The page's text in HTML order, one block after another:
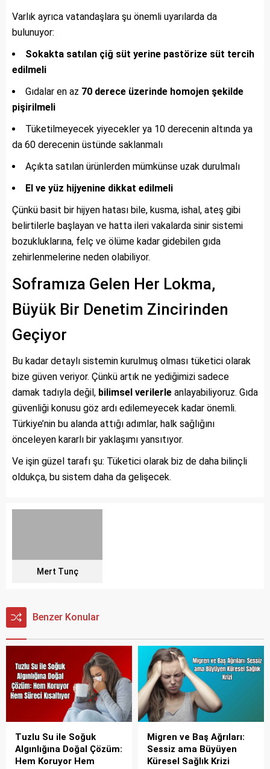
Varlık ayrıca vatandaşlara şu önemli uyarılarda da
bulunuyor:
Sokakta satılan çiğ süt yerine pastörize süt tercih
edilmeli
Gıdalar en az 70 derece üzerinde homojen şekilde
pişirilmeli
Tüketilmeyecek yiyecekler ya 10 derecenin altında ya
da 60 derecenin üstünde saklanmalı
Açıkta satılan ürünlerden mümkünse uzak durulmalı
El ve yüz hijyenine dikkat edilmeli
Çünkü basit bir hijyen hatası bile, kusma, ishal, ateş gibi
belirtilerle başlayan ve hatta ileri vakalarda sinir sistemi
bozukluklarına, felç ve ölüme kadar gidebilen gıda
zehirlenmelerine neden olabiliyor.
Soframıza Gelen Her Lokma,
Büyük Bir Denetim Zincirinden
Geçiyor
Bu kadar detaylı sistemin kurulmuş olması tüketici olarak
bize güven veriyor. Çünkü artık ne yediğimizi sadece
damak tadıyla değil, bilimsel verilerle anlayabiliyoruz. Gıda
güvenliği konusu göz ardı edilemeyecek kadar önemli.
Türkiye’nin bu alanda attığı adımlar, halk sağlığını
önceleyen kararlı bir yaklaşımı yansıtıyor.
Ve işin güzel tarafı şu: Tüketici olarak biz de daha bilinçli
oldukça, bu sistem daha da gelişecek.
Mert Tunç
Benzer Konular
Tuzlu Su ile Soğuk
Algınlığına Doğal Çözüm:
Hem Koruyor Hem
Migren ve Baş Ağrıları:
Sessiz ama Büyüyen
Küresel Sağlık Krizi